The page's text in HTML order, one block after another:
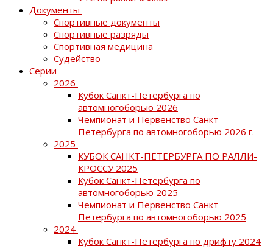
Документы
Спортивные документы
Спортивные разряды
Спортивная медицина
Судейство
Серии
2026
Кубок Санкт-Петербурга по
автомногоборью 2026
Чемпионат и Первенство Санкт-
Петербурга по автомногоборью 2026 г.
2025
КУБОК САНКТ-ПЕТЕРБУРГА ПО РАЛЛИ-
КРОССУ 2025
Кубок Санкт-Петербурга по
автомногоборью 2025
Чемпионат и Первенство Санкт-
Петербурга по автомногоборью 2025
2024
Кубок Санкт-Петербурга по дрифту 2024